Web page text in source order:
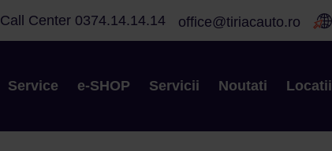
Call Center 0374.14.14.14 office@tiriacauto.ro
Service e-SHOP Servicii Noutati Locatii